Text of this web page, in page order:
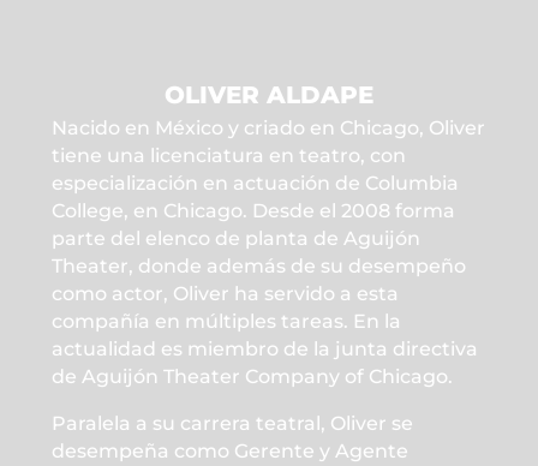
OLIVER ALDAPE
Nacido en México y criado en Chicago, Oliver
tiene una licenciatura en teatro, con
especialización en actuación de Columbia
College, en Chicago. Desde el 2008 forma
parte del elenco de planta de Aguijón
Theater, donde además de su desempeño
como actor, Oliver ha servido a esta
compañía en múltiples tareas. En la
actualidad es miembro de la junta directiva
de Aguijón Theater Company of Chicago.
Paralela a su carrera teatral, Oliver se
desempeña como Gerente y Agente